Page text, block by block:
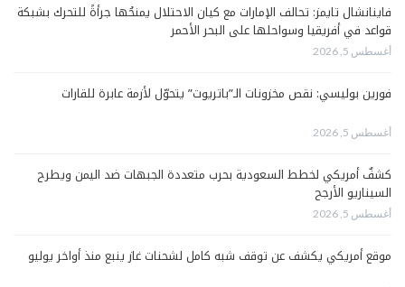
فاينانشال تايمز: تحالف الإمارات مع كيان الاحتلال يمنحُها جرأةً للتحرك بشبكة
قواعد في أفريقيا وسواحلها على البحر الأحمر
أغسطس 5, 2026
فورين بوليسي: نقص مخزونات الـ”باتريوت” يتحوّل لأزمة عابرة للقارات
أغسطس 5, 2026
كشفٌ أمريكي لخطط السعودية بحرب متعددة الجبهات ضد اليمن ويطرح
السيناريو الأرجح
أغسطس 5, 2026
موقع أمريكي يكشف عن توقف شبه كامل لشحنات غاز ينبع منذ أواخر يوليو